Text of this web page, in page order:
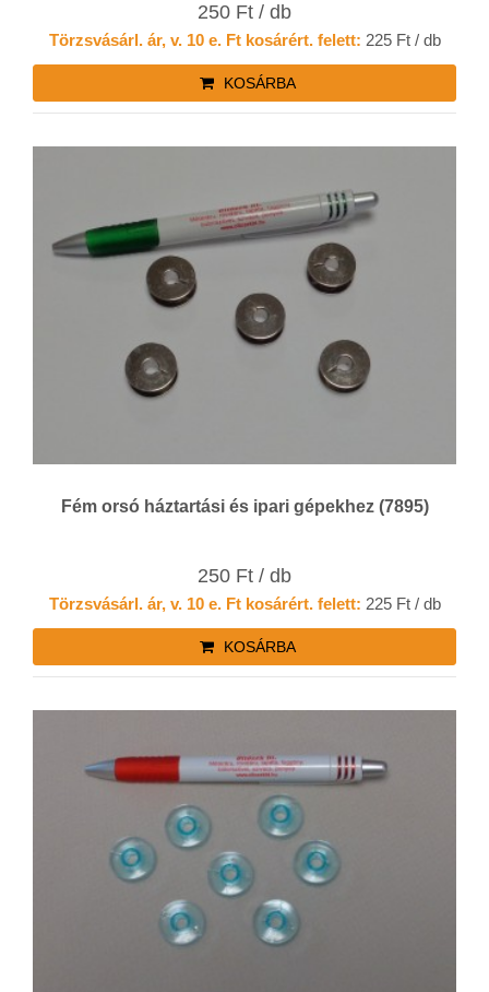
250 Ft / db
Törzsvásárl. ár, v. 10 e. Ft kosárért. felett: 225 Ft / db
KOSÁRBA
Fém orsó háztartási és ipari gépekhez (7895)
250 Ft / db
Törzsvásárl. ár, v. 10 e. Ft kosárért. felett: 225 Ft / db
KOSÁRBA